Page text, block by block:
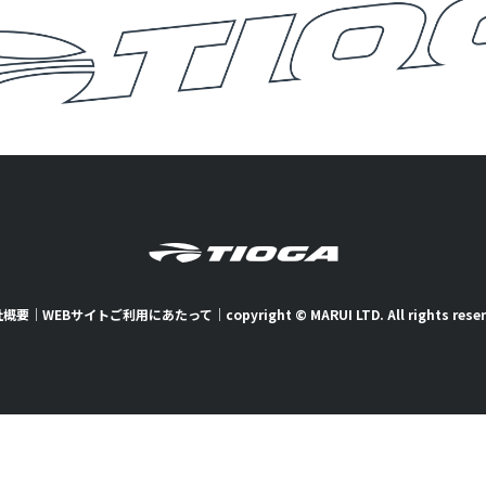
要｜ WEBサイトご利用にあたって ｜ copyright © MARUI LTD. All rights